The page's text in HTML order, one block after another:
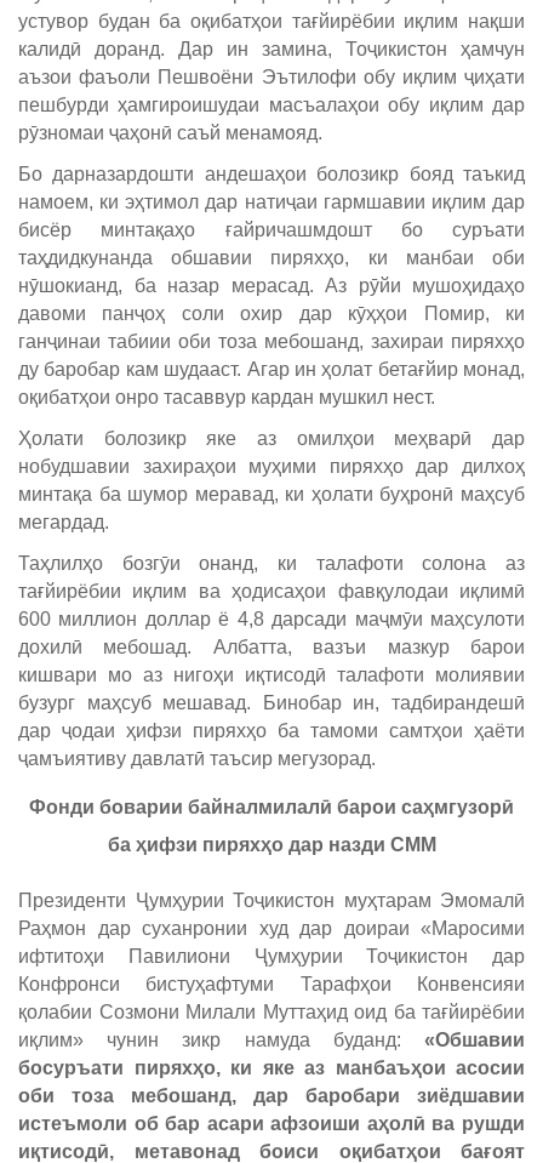
устувор будан ба оқибатҳои тағйирёбии иқлим нақши
калидӣ доранд. Дар ин замина, Тоҷикистон ҳамчун
аъзои фаъоли Пешвоёни Эътилофи обу иқлим ҷиҳати
пешбурди ҳамгироишудаи масъалаҳои обу иқлим дар
рӯзномаи ҷаҳонӣ саъй менамояд.
Бо дарназардошти андешаҳои болозикр бояд таъкид
намоем, ки эҳтимол дар натиҷаи гармшавии иқлим дар
бисёр минтақаҳо ғайричашмдошт бо суръати
таҳдидкунанда обшавии пиряхҳо, ки манбаи оби
нӯшокианд, ба назар мерасад. Аз рӯйи мушоҳидаҳо
давоми панҷоҳ соли охир дар кӯҳҳои Помир, ки
ганҷинаи табиии оби тоза мебошанд, захираи пиряхҳо
ду баробар кам шудааст. Агар ин ҳолат бетағйир монад,
оқибатҳои онро тасаввур кардан мушкил нест.
Ҳолати болозикр яке аз омилҳои меҳварӣ дар
нобудшавии захираҳои муҳими пиряхҳо дар дилхоҳ
минтақа ба шумор меравад, ки ҳолати буҳронӣ маҳсуб
мегардад.
Таҳлилҳо бозгӯи онанд, ки талафоти солона аз
тағйирёбии иқлим ва ҳодисаҳои фавқулодаи иқлимӣ
600 миллион доллар ё 4,8 дарсади маҷмӯи маҳсулоти
дохилӣ мебошад. Албатта, вазъи мазкур барои
кишвари мо аз нигоҳи иқтисодӣ талафоти молиявии
бузург маҳсуб мешавад. Бинобар ин, тадбирандешӣ
дар ҷодаи ҳифзи пиряхҳо ба тамоми самтҳои ҳаёти
ҷамъиятиву давлатӣ таъсир мегузорад.
Фонди боварии байналмилалӣ барои саҳмгузорӣ
ба ҳифзи пиряхҳо дар назди СММ
Президенти Ҷумҳурии Тоҷикистон муҳтарам Эмомалӣ
Раҳмон дар суханронии худ дар доираи «Маросими
ифтитоҳи Павилиони Ҷумҳурии Тоҷикистон дар
Конфронси бистуҳафтуми Тарафҳои Конвенсияи
қолабии Созмони Милали Муттаҳид оид ба тағйирёбии
иқлим» чунин зикр намуда буданд: «Обшавии
босуръати пиряхҳо, ки яке аз манбаъҳои асосии
оби тоза мебошанд, дар баробари зиёдшавии
истеъмоли об бар асари афзоиши аҳолӣ ва рушди
иқтисодӣ, метавонад боиси оқибатҳои бағоят